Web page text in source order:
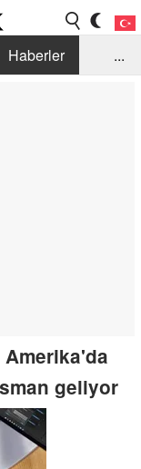
Haberler
...
Amerika'da
geliyor